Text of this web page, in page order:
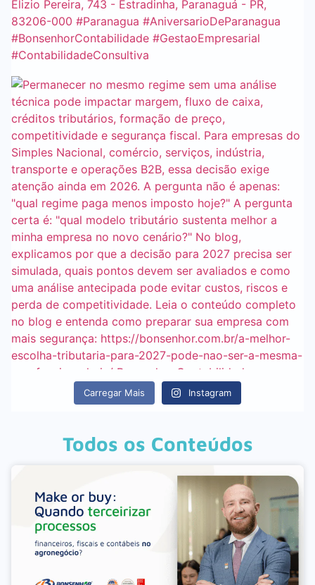
Carregar Mais Instagram
Todos os Conteúdos